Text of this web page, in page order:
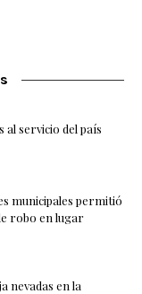
al servicio del país
municipales permitió
robo en lugar
nevadas en la